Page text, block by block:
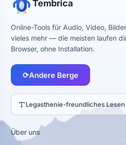
Tembrica
Online-Tools für Audio, Video,
vieles mehr — die meisten laufen
Browser, ohne Installation.
⟳Andere Berge
Legasthenie-freundliches Lesen
Über uns